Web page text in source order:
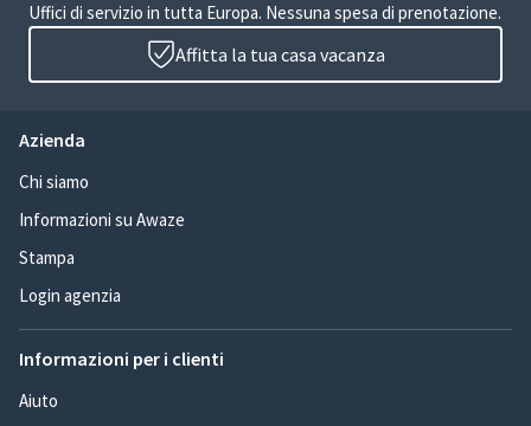
Uffici di servizio in tutta Europa. Nessuna spesa di prenotazione.
Affitta la tua casa vacanza
Azienda
Chi siamo
Informazioni su Awaze
Stampa
Login agenzia
Informazioni per i clienti
Aiuto